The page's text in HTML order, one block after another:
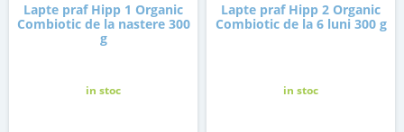
Lapte praf Hipp 1 Organic
Combiotic de la nastere 300
g
in stoc
Lapte praf Hipp 2 Organic
Combiotic de la 6 luni 300 g
in stoc